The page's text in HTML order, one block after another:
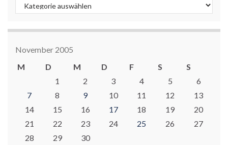
November 2005
M
D M D F S
S
1
2 3 4 5
6
7
8 9 10 11 12
13
14
15 16 17 18 19
20
21
22 23 24 25 26
27
28
29
30